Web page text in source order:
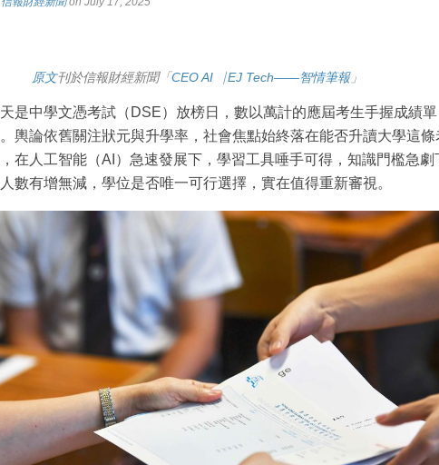
原文刊於信報財經新聞「CEO AI⎹ EJ Tech——智情筆報」
是中學文憑考試（DSE）放榜日，數以萬計的應屆考生手握成績
輿論依舊關注狀元與升學率，社會焦點始終落在能否升讀大學這
在人工智能（AI）急速發展下，學習工具唾手可得，知識門檻急劇
數有增無減，學位是否唯一可行選擇，實在值得重新審視。
成為 EJ Tech 會
最新資訊（附創